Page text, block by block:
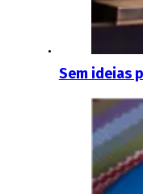
Sem ideias